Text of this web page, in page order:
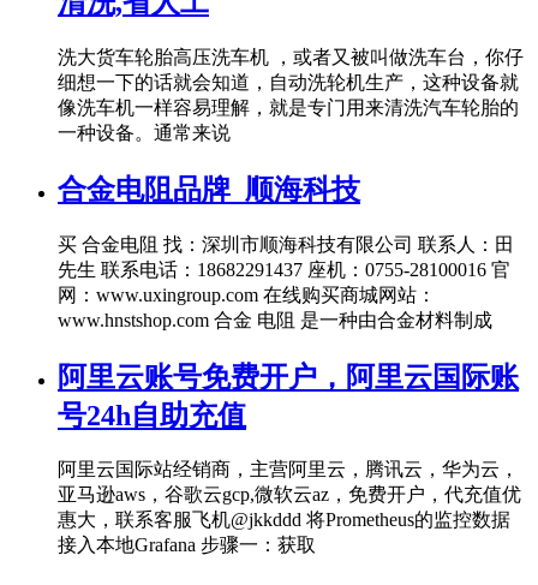
洗大货车轮胎高压洗车机 ，或者又被叫做洗车台，你仔
细想一下的话就会知道，自动洗轮机生产，这种设备就
像洗车机一样容易理解，就是专门用来清洗汽车轮胎的
一种设备。通常来说
合金电阻品牌_顺海科技
买 合金电阻 找：深圳市顺海科技有限公司 联系人：田
先生 联系电话：18682291437 座机：0755-28100016 官
网：www.uxingroup.com 在线购买商城网站：
www.hnstshop.com 合金 电阻 是一种由合金材料制成
阿里云账号免费开户，阿里云国际账
号24h自助充值
阿里云国际站经销商，主营阿里云，腾讯云，华为云，
亚马逊aws，谷歌云gcp,微软云az，免费开户，代充值优
惠大，联系客服飞机@jkkddd 将Prometheus的监控数据
接入本地Grafana 步骤一：获取